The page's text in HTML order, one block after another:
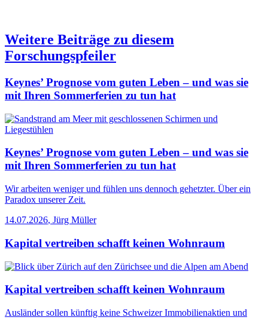
Weitere Beiträge zu diesem
Forschungspfeiler
Keynes’ Prognose vom guten Leben – und was sie
mit Ihren Sommerferien zu tun hat
Keynes’ Prognose vom guten Leben – und was sie
mit Ihren Sommerferien zu tun hat
Wir arbeiten weniger und fühlen uns dennoch gehetzter. Über ein
Paradox unserer Zeit.
14.07.2026, Jürg Müller
Kapital vertreiben schafft keinen Wohnraum
Kapital vertreiben schafft keinen Wohnraum
Ausländer sollen künftig keine Schweizer Immobilienaktien und